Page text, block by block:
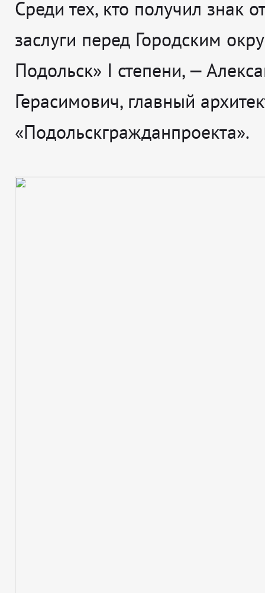
Среди тех, кто получил знак
заслуги перед Городским
Подольск» I степени, —
Герасимович, главный
«Подольскгражданпроекта».